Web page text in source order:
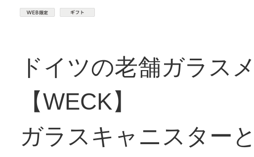
ドイツの老舗ガラス
【WECK】
ガラスキャニスター